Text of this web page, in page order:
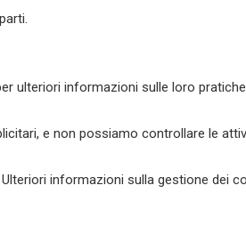
ulteriori informazioni sulle loro
e non possiamo controllare le
informazioni sulla gestione dei